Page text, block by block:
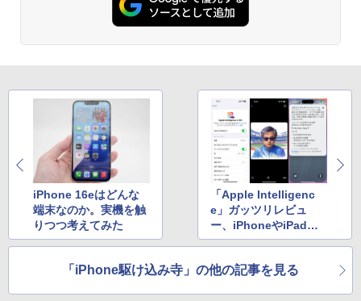
iPhone 16eはどんな
端末なのか。実機を触
りつつ考えてみた
「Apple Intelligenc
e」ガッツリレビュ
ー、iPhoneやiPadで
何ができる？
「iPhone駆け込み寺」の他の記事を見る